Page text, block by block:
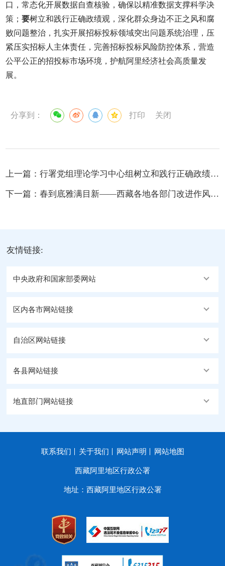
口，常态化开展数据自查核验，确保以精准数据支撑科学决
策；要树立和践行正确政绩观，深化群众身边不正之风和腐
败问题整治，扎实开展招标投标领域突出问题系统治理，压
紧压实招标人主体责任，完善招标投标风险防控体系，营造
公平公正的招投标市场环境，护航阿里经济社会高质量发
展。
分享到： 打印 关闭
上一篇： 行署党组理论学习中心组树立和践行正确政绩观学习教育第2次专题研讨会召开
下一篇： 春到底雅满目新——西藏各地各部门改进作风狠抓落实系列综述之十八
友情链接:
中央政府和国家部委网站
区内各市网站链接
自治区网站链接
各县网站链接
地直部门网站链接
联系我们 关于我们 网站声明 网站地图
西藏阿里地区行政公署
地址：西藏阿里地区行政公署